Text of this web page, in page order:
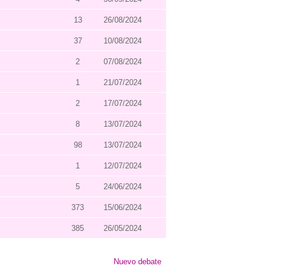
13 26/08/2024
37 10/08/2024
2 07/08/2024
1 21/07/2024
2 17/07/2024
8 13/07/2024
98 13/07/2024
1 12/07/2024
5 24/06/2024
373 15/06/2024
385 26/05/2024
Nuevo debate